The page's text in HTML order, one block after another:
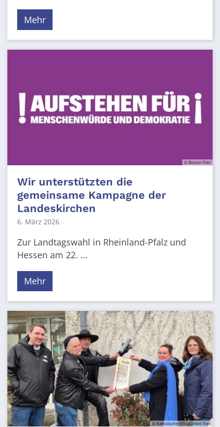
Mehr
© Bistum Trier
Wir unterstützten die
gemeinsame Kampagne der
Landeskirchen
6. März 2026
Zur Landtagswahl in Rheinland-Pfalz und
Hessen am 22. ...
Mehr
© Katholische KiTa gGmbH Trier